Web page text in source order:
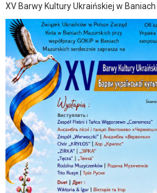
XV Barwy Kultury Ukraińskiej w